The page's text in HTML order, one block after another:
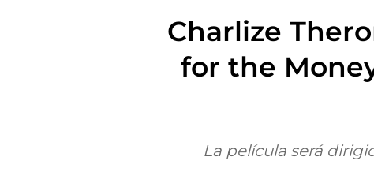
Charlize
for the
La película será